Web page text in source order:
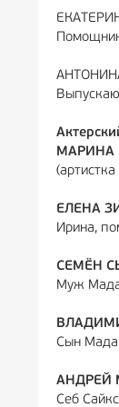
МАРИНА
ЕЛЕНА
Ирина,
СЕМЁН
Муж
Сын
АНДРЕЙ
Себ